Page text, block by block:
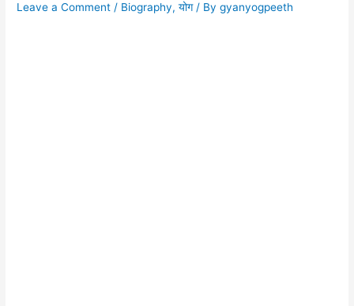
Leave a Comment / Biography,योग/ Bygyanyogpeeth